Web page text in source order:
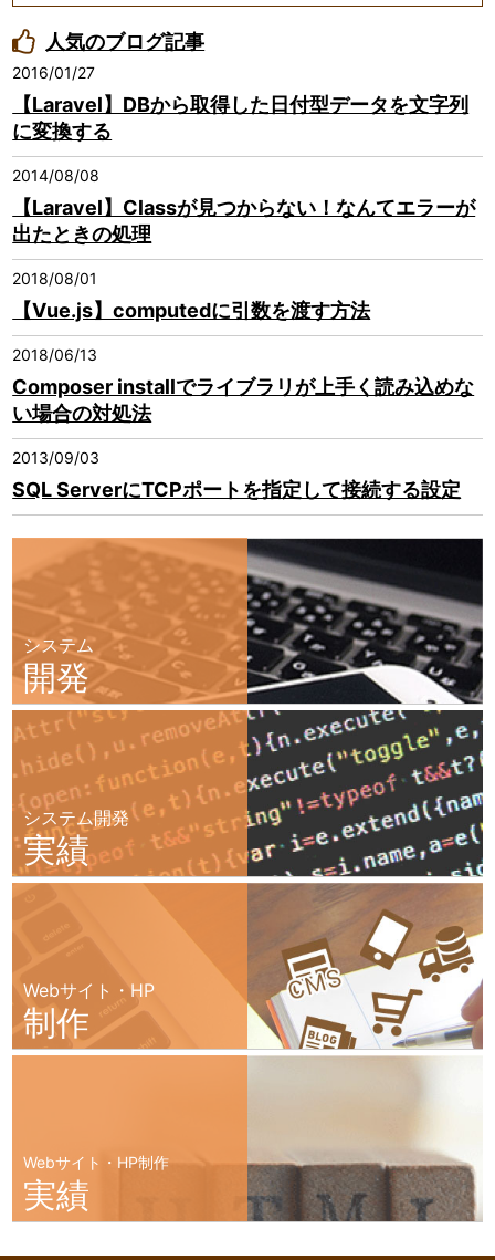
人気のブログ記事
2016/01/27
【Laravel】DBから取得した日付型データを文字列
に変換する
2014/08/08
【Laravel】Classが見つからない！なんてエラーが
出たときの処理
2018/08/01
【Vue.js】computedに引数を渡す方法
2018/06/13
Composer installでライブラリが上手く読み込めな
い場合の対処法
2013/09/03
SQL ServerにTCPポートを指定して接続する設定
システム
開発
システム開発
実績
Webサイト・HP
制作
Webサイト・HP制作
実績